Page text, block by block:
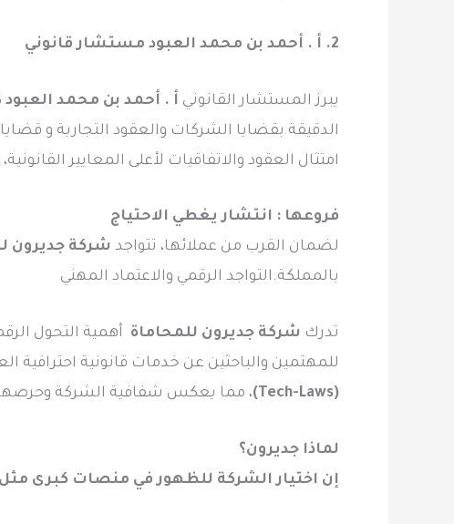
2. أ . أحمد بن محمد العبود مستشار قانوني
يبرز المستشار القانوني أ . أحمد بن محمد العبود
الدقيقة بقضايا الشركات والعقود التجارية و
امتثال العقود والاتفاقيات لأعلى المعايير
فروعها : انتشار يغطي الاحتياج
لضمان القرب من عملائها، تتواجد شركة جديرون
بالمملكة.التواجد الرقمي والاعتماد المهني
تدرك شركة جديرون للمحاماة أهمية التحول
للمهتمين والباحثين عن خدمات قانونية
(Tech-Laws)
، مما يعكس شفافية الشركة وحرصها
لماذا جديرون؟
إن اختيار الشركة للظهور في منصات كبرى مثل